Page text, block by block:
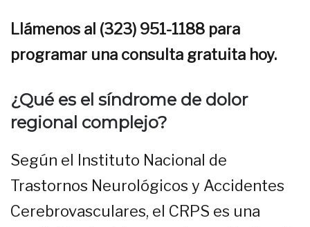
Llámenos al (323) 951-1188 para
programar una consulta gratuita hoy.
¿Qué es el síndrome de dolor
regional complejo?
Según el Instituto Nacional de
Trastornos Neurológicos y Accidentes
Cerebrovasculares, el CRPS es una